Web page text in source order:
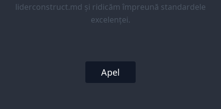
liderconstruct.md și ridicăm împreună standardele
excelenței.
Apel